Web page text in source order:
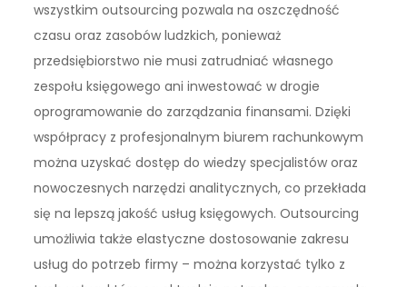
wszystkim outsourcing pozwala na oszczędność
czasu oraz zasobów ludzkich, ponieważ
przedsiębiorstwo nie musi zatrudniać własnego
zespołu księgowego ani inwestować w drogie
oprogramowanie do zarządzania finansami. Dzięki
współpracy z profesjonalnym biurem rachunkowym
można uzyskać dostęp do wiedzy specjalistów oraz
nowoczesnych narzędzi analitycznych, co przekłada
się na lepszą jakość usług księgowych. Outsourcing
umożliwia także elastyczne dostosowanie zakresu
usług do potrzeb firmy – można korzystać tylko z